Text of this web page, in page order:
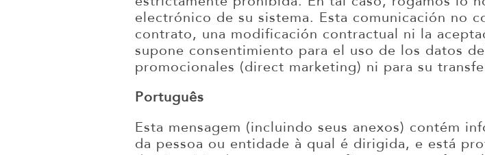
electrónico de su sistema. Esta comunicación no
contrato, una modificación contractual ni la
supone consentimiento para el uso de los datos
promocionales (direct marketing) ni para su
Português
Esta mensagem (incluindo seus anexos) contém
da pessoa ou entidade à qual é dirigida, e está